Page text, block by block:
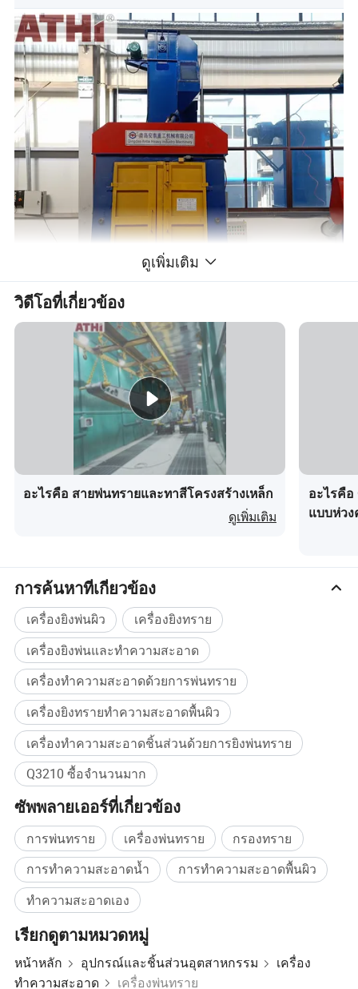
1 เส้นผ่านศูนย์กลางดิสก์สิ้นสุดการตระเวน : ø φ1000 มม
2 ความเร็วการหมุนของตัวตระเวน : 3.5 รอบต่อนาที
3 ประสิทธิผล : 3000 – 3500 กก ./ ชม
4 ความจุสูงสุดในการโหลดดรัม : 600 กก
5 น้ำหนักต่อชิ้นงานทำความสะอาด : 20 กก
6 กลไกการส่งข้อมูลของตัวตระเวน :
ความเร็วในการส่งข้อมูล : 0.1 ม ./ วินาที
กำลังมอเตอร์ : 1.5 kW
ความจุของช็อต : 250 กก ./ นาที
กำลังเครื่อง : 15 กิโลวัตต์
ลิฟต์ 8 ตัว :
ความสามารถในการยก : 15 T/h
กำลังไฟ : 1.5 กิโลวัตต์
9 ตัวคั่น :
ความจุการแยก : 15 T/h
ปริมาณลมที่ต้องการ : 1500 μ m³
10 สกรูลำเลียงด้านล่าง :
ความจุสายพานลำเลียง : 15 T/h
กำลังไฟ : 1.1 กิโลวัตต์
11 ปริมาณลมที่ใช้ 4000 การกำจัดฝุ่น : m³ μ ชม
ความจุที่ติดตั้งทั้งหมด : ประมาณ 25 กิโลวัตต์ 12
ดูเพิ่มเติม
วิดีโอที่เกี่ยวข้อง
อะไรคือ สายพ่นทรายและทาสีโครงสร้างเหล็ก
ดูเพิ่มเติม
อะไรคือ
แบบห่วง
การค้นหาที่เกี่ยวข้อง
เครื่องยิงพ่นผิว
เครื่องยิงทราย
เครื่องยิงพ่นและทำความสะอาด
เครื่องทำความสะอาดด้วยการพ่นทราย
เครื่องยิงทรายทำความสะอาดพื้นผิว
เครื่องทำความสะอาดชิ้นส่วนด้วยการยิงพ่นทราย
Q3210 ซื้อจำนวนมาก
ซัพพลายเออร์ที่เกี่ยวข้อง
การพ่นทราย เครื่องพ่นทราย
กรองทราย
การทำความสะอาดน้ำ
การทำความสะอาดพื้นผิว
ทำความสะอาดเอง
เรียกดูตามหมวดหมู่
หน้าหลัก อุปกรณ์และชิ้นส่วนอุตสาหกรรม
เครื่อง
ทำความสะอาด
เครื่องพ่นทราย